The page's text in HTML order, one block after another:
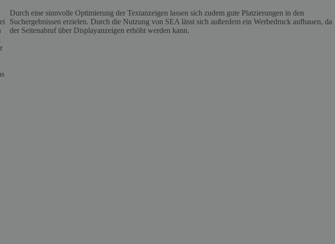
Durch eine sinnvolle Optimierung der Textanzeigen lassen sich zudem gute Platzierungen in den
Suchergebnissen erzielen. Durch die Nutzung von SEA lässt sich außerdem ein Werbedruck aufbauen, da
der Seitenabruf über Displayanzeigen erhöht werden kann.